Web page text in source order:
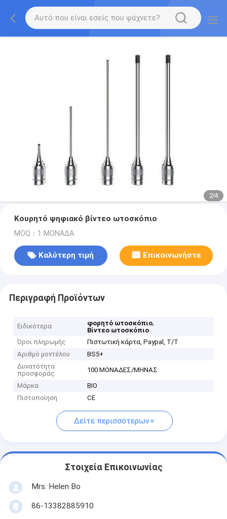
2/4
Κουρητό ψηφιακό βίντεο ωτοσκόπιο
MOQ：1 ΜΟΝΆΔΑ
Καλύτερη τιμή Επικοινωνήστε
Περιγραφή Προϊόντων
Ειδικότερα φορητό ωτοσκόπιο,
Βίντεο ωτοσκόπιο
Όροι πληρωμής
Πιστωτική κάρτα, Paypal, T/T
Αριθμό μοντέλου
BS5+
Δυνατότητα
προσφοράς
100 ΜΟΝΑΔΕΣ/ΜΗΝΑΣ
Μάρκα
BIO
Πιστοποίηση
CE
Δείτε περισσότερων
Στοιχεία Επικοινωνίας
Mrs. Helen Bo
86-13382885910